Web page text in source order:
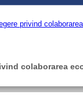
privind
colaborarea